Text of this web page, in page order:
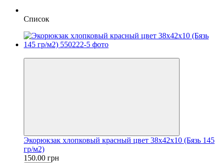
Список
Экорюкзак хлопковый красный цвет 38х42х10 (Бязь 145
гр/м2)
150.00 грн